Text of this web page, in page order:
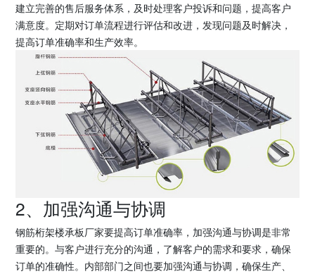
建立完善的售后服务体系，及时处理客户投诉和问题，提高客户
满意度。定期对订单流程进行评估和改进，发现问题及时解决，
提高订单准确率和生产效率。
2、加强沟通与协调
钢筋桁架楼承板厂家要提高订单准确率，加强沟通与协调是非常
重要的。与客户进行充分的沟通，了解客户的需求和要求，确保
订单的准确性。内部部门之间也要加强沟通与协调，确保生产、